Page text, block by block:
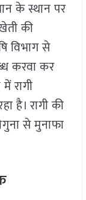
के स्थान पर
की
विभाग से
करवा कर
रागी
है। रागी की
से मुनाफा